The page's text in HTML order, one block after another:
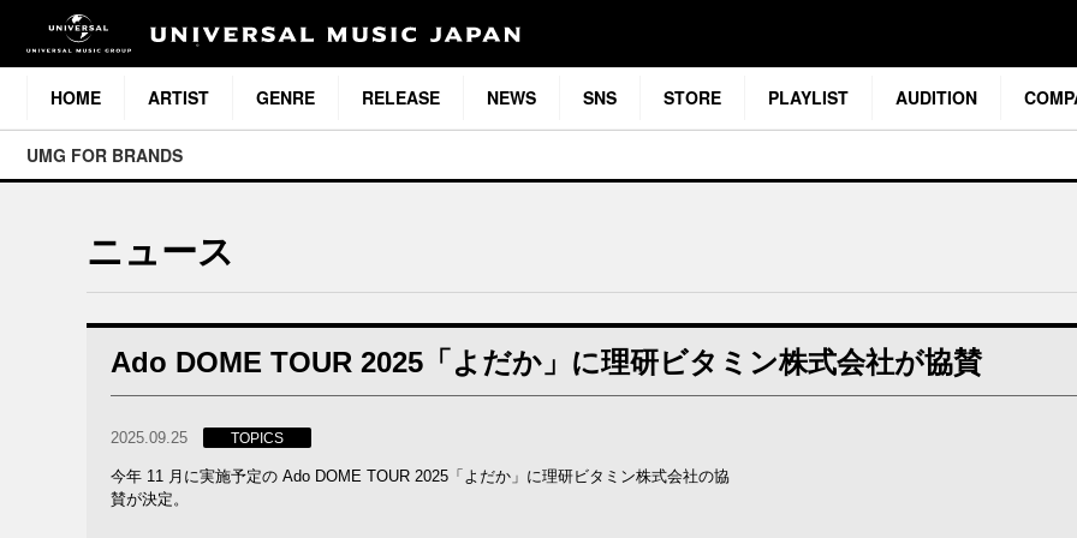
HOME ARTIST GENRE RELEASE NEWS SNS STORE PLAYLIST AUDITION
UMG FOR BRANDS
ニュース
Ado DOME TOUR 2025「よだか」に理研ビタミン株式会社が協賛
2025.09.25 TOPICS
今年 11 月 に実施予定の Ado DOME TOUR 2025 「よだか」に理研ビタミン株式会社の協
賛が決定。